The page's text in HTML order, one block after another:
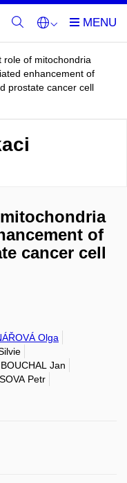
role of mitochondria
enhancement of
prostate cancer cell
of
cancer cell
Olga
BOUCHAL Jan
SOVA Petr